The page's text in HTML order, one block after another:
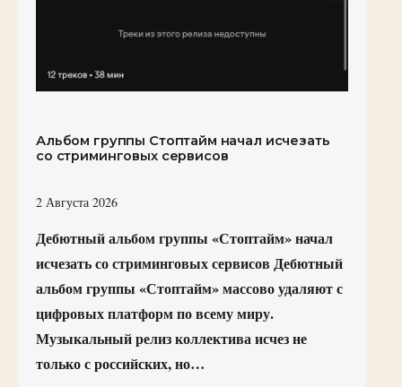
Альбом группы Стоптайм начал исчезать
со стриминговых сервисов
2 Августа 2026
Дебютный альбом группы «Стоптайм» начал
исчезать со стриминговых сервисов Дебютный
альбом группы «Стоптайм» массово удаляют с
цифровых платформ по всему миру.
Музыкальный релиз коллектива исчез не
только с российских, но…